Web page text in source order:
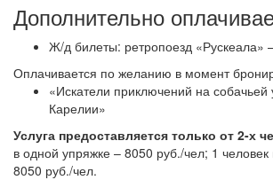
Дополнительно
Ж/д билеты: ретропоезд «Рускеала»
Оплачивается по желанию в момент
«Искатели приключений на собачьей
Карелии»
Услуга предоставляется только от 2-х
в одной упряжке – 8050 руб./чел; 1
8050 руб./чел.